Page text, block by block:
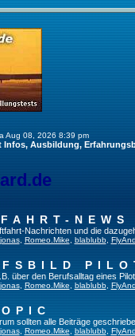
Aug 08, 2026 8:39 pm
Infos, Ausbildung,
Nachrichten und die
jonas, Romeo.Mike blablubb,
über den Berufsalltag eines
jonas, Romeo.Mike blablubb,
sollten alle Beiträge
jonas, Romeo.Mike, blablubb,